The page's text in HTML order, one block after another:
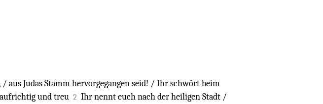
aus Judas Stamm hervorgegangen seid! / Ihr schwört beim
und treu 2 Ihr nennt euch nach der heiligen Stadt /